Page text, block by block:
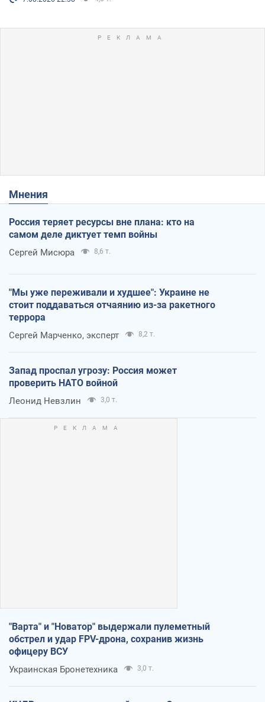
Мнения
Россия теряет ресурсы вне плана: кто на
самом деле диктует темп войны
Сергей Мисюра 8,6 т.
"Мы уже переживали и худшее": Украине не
стоит поддаваться отчаянию из-за ракетного
террора
Сергей Марченко, эксперт 8,2 т.
Запад проспал угрозу: Россия может
проверить НАТО войной
Леонид Невзлин 3,0 т.
"Варта" и "Новатор" выдержали пулеметный
обстрел и удар FPV-дрона, сохранив жизнь
офицеру ВСУ
Украинская Бронетехника 3,0 т.